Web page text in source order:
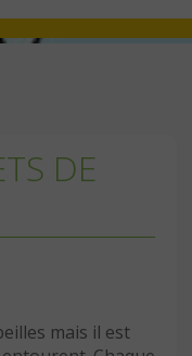
DE
mais il est